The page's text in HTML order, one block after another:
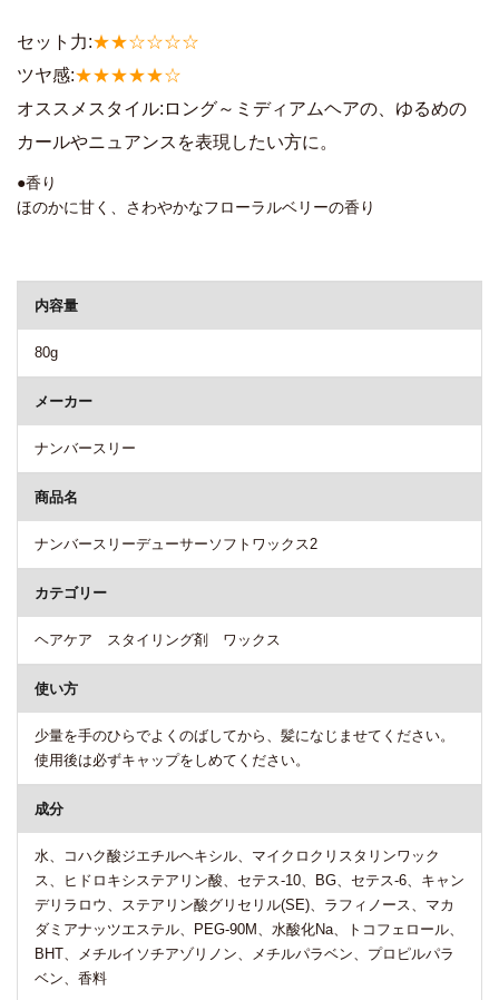
セット力:★★☆☆☆☆
ツヤ感:★★★★★☆
オススメスタイル:ロング～ミディアムヘアの、ゆるめの
カールやニュアンスを表現したい方に。
●香り
ほのかに甘く、さわやかなフローラルベリーの香り
内容量
80g
メーカー
ナンバースリー
商品名
ナンバースリーデューサーソフトワックス2
カテゴリー
ヘアケア スタイリング剤 ワックス
使い方
少量を手のひらでよくのばしてから、髪になじませてください。
使用後は必ずキャップをしめてください。
成分
水、コハク酸ジエチルヘキシル、マイクロクリスタリンワック
ス、ヒドロキシステアリン酸、セテス-10、BG、セテス-6、キャン
デリラロウ、ステアリン酸グリセリル(SE)、ラフィノース、マカ
ダミアナッツエステル、PEG-90M、水酸化Na、トコフェロール、
BHT、メチルイソチアゾリノン、メチルパラベン、プロピルパラ
ベン、香料